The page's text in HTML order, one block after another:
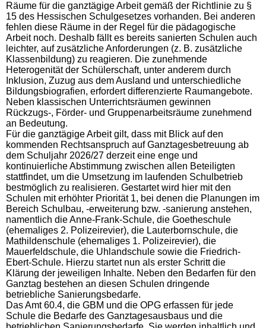
Räume für die ganztägige Arbeit gemäß der Richtlinie zu §
15 des Hessischen Schulgesetzes vorhanden. Bei anderen
fehlen diese Räume in der Regel für die pädagogische
Arbeit noch. Deshalb fällt es bereits sanierten Schulen auch
leichter, auf zusätzliche Anforderungen (z. B. zusätzliche
Klassenbildung) zu reagieren. Die zunehmende
Heterogenität der Schülerschaft, unter anderem durch
Inklusion, Zuzug aus dem Ausland und unterschiedliche
Bildungsbiografien, erfordert differenzierte Raumangebote.
Neben klassischen Unterrichtsräumen gewinnen
Rückzugs-, Förder- und Gruppenarbeitsräume zunehmend
an Bedeutung.
Für die ganztägige Arbeit gilt, dass mit Blick auf den
kommenden Rechtsanspruch auf Ganztagesbetreuung ab
dem Schuljahr 2026/27 derzeit eine enge und
kontinuierliche Abstimmung zwischen allen Beteiligten
stattfindet, um die Umsetzung im laufenden Schulbetrieb
bestmöglich zu realisieren. Gestartet wird hier mit den
Schulen mit erhöhter Priorität 1, bei denen die Planungen im
Bereich Schulbau, -erweiterung bzw. -sanierung anstehen,
namentlich die Anne-Frank-Schule, die Goetheschule
(ehemaliges 2. Polizeirevier), die Lauterbornschule, die
Mathildenschule (ehemaliges 1. Polizeirevier), die
Mauerfeldschule, die Uhlandschule sowie die Friedrich-
Ebert-Schule. Hierzu startet nun als erster Schritt die
Klärung der jeweiligen Inhalte. Neben den Bedarfen für den
Ganztag bestehen an diesen Schulen dringende
betriebliche Sanierungsbedarfe.
Das Amt 60.4, die GBM und die OPG erfassen für jede
Schule die Bedarfe des Ganztagesausbaus und die